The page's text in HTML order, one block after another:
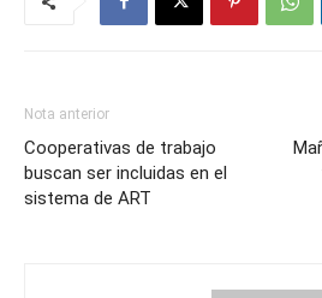
Nota anterior
Cooperativas de trabajo
buscan ser incluidas en el
sistema de ART